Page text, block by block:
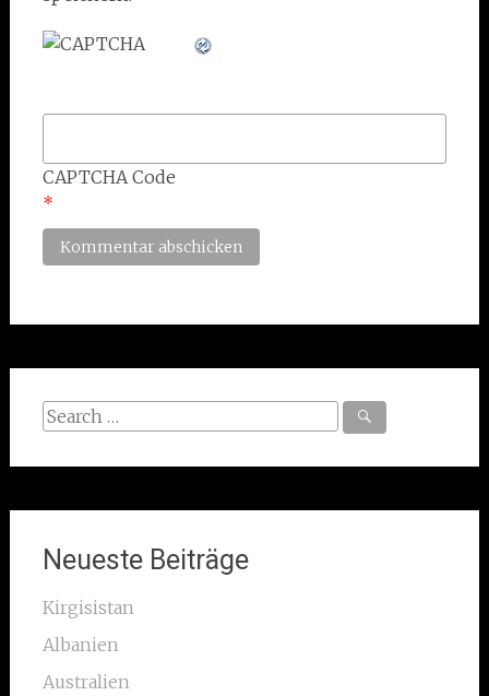
CAPTCHA Code
*
Search
Neueste Beiträge
Kirgisistan
Albanien
Australien